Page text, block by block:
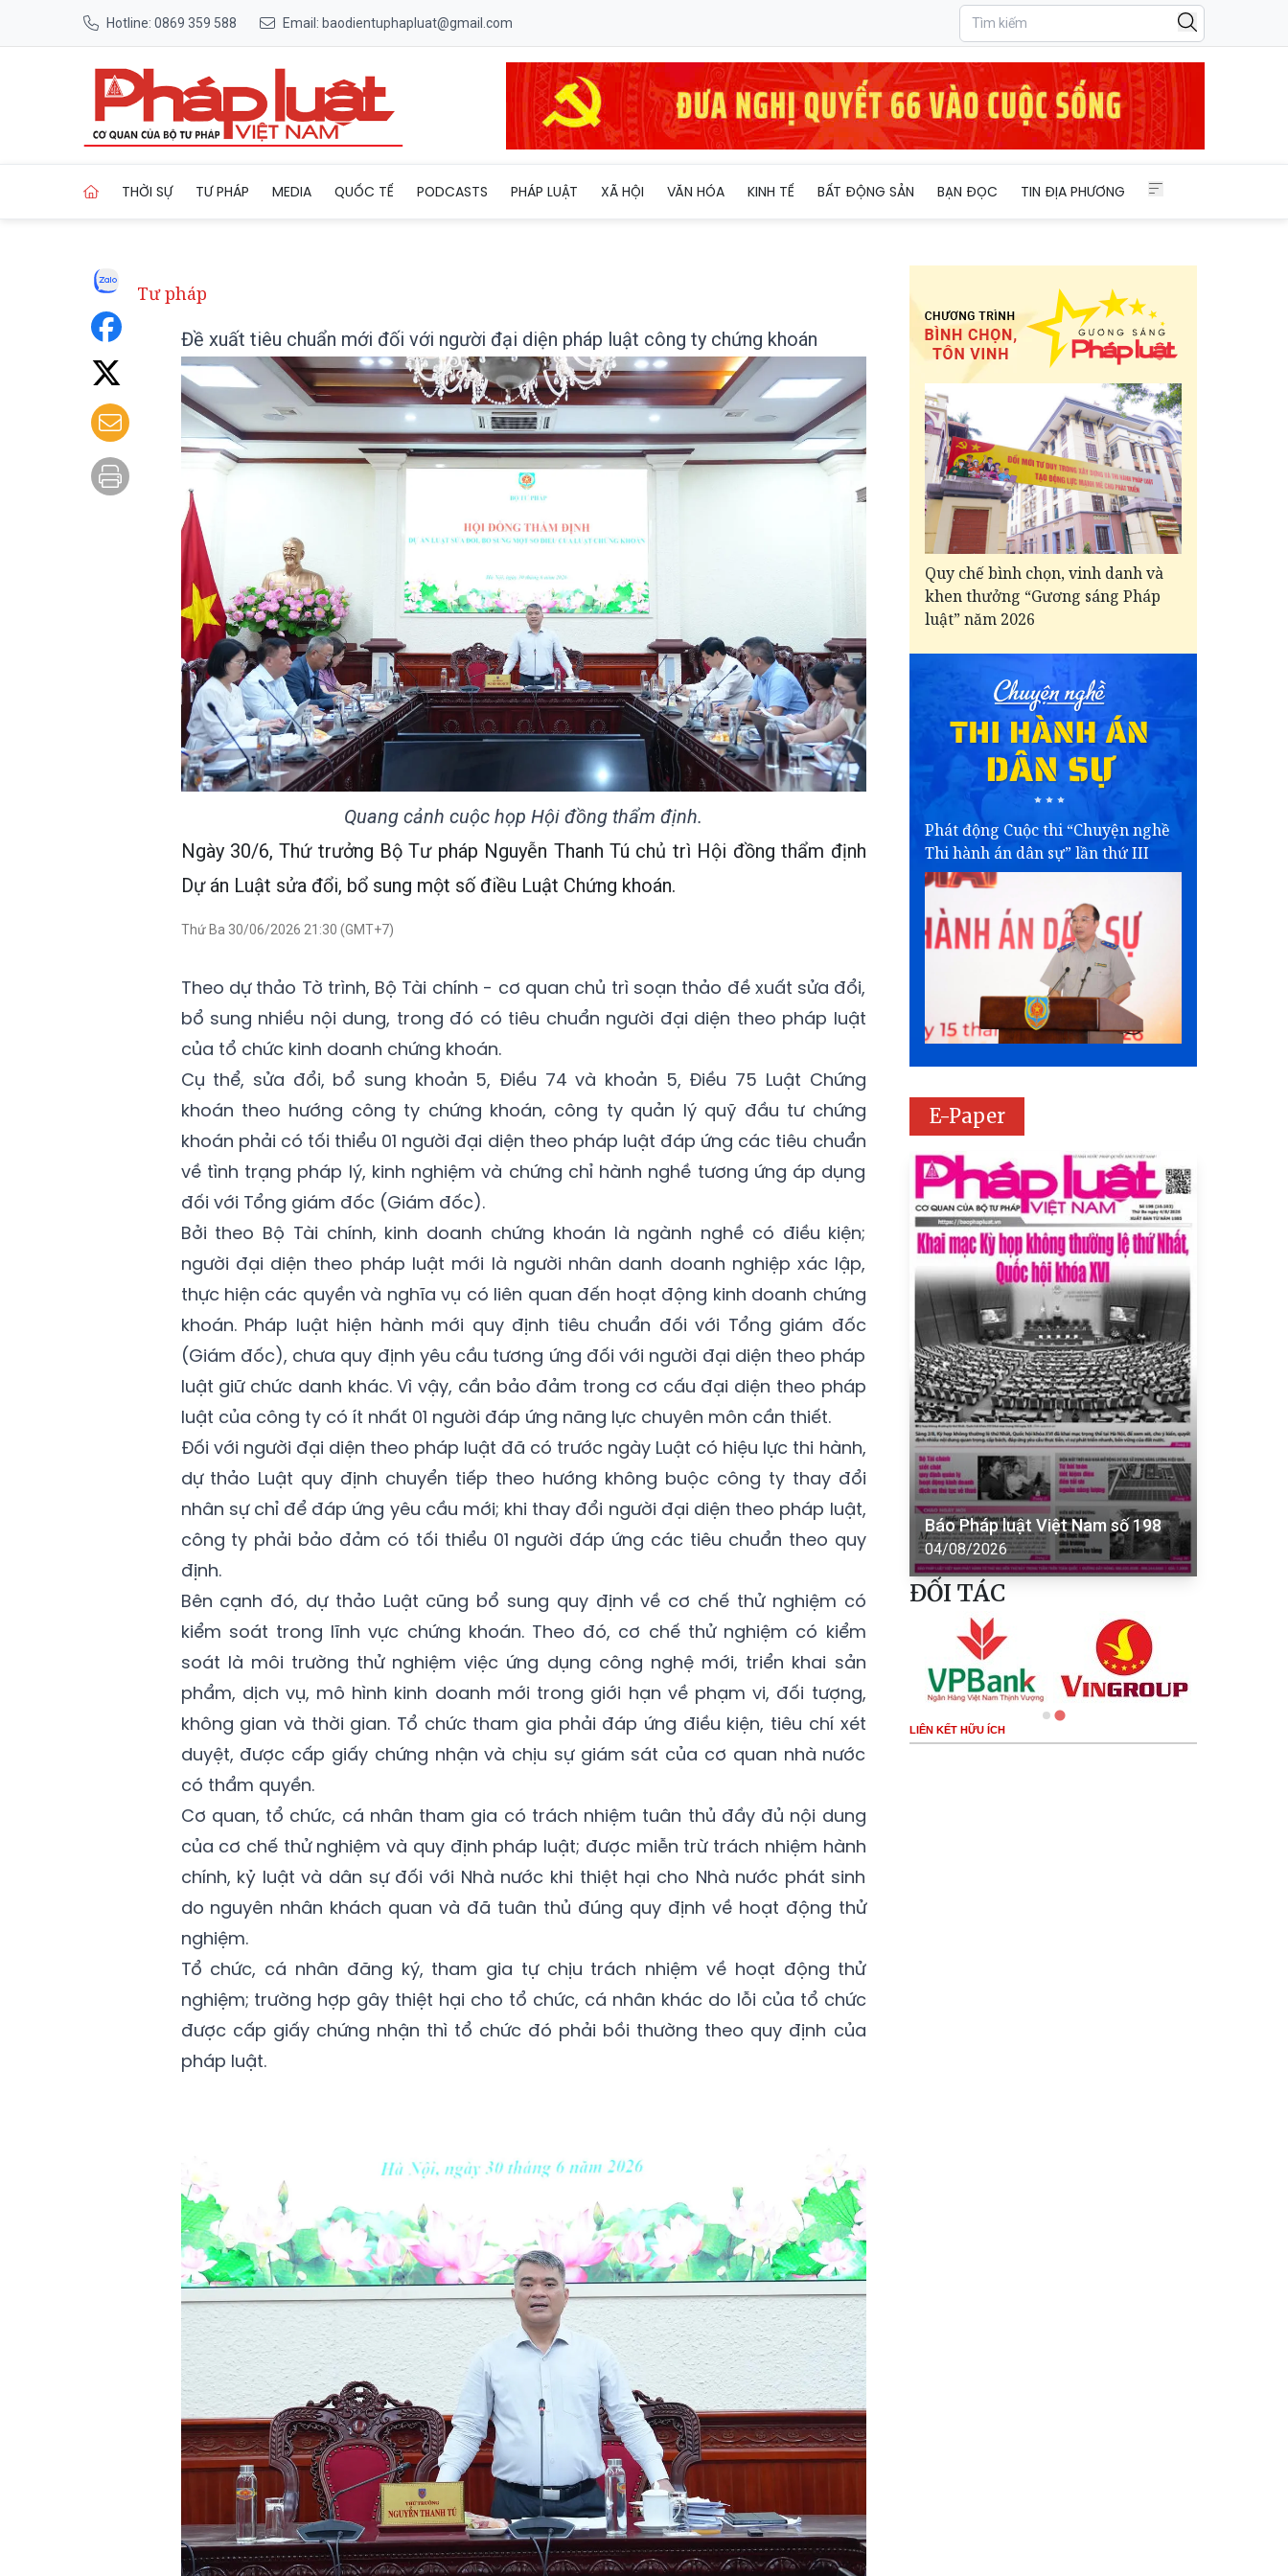
Hotline: 0869 359 588 Email: baodientuphapluat@gmail.com
THỜI SỰ TƯ PHÁP MEDIA QUỐC TẾ PODCASTS PHÁP LUẬT XÃ HỘI VĂN HÓA KINH TẾ BẤT ĐỘNG SẢN BẠN ĐỌC TIN ĐỊA PHƯƠNG
Tư pháp
Đề xuất tiêu chuẩn mới đối với người đại diện pháp luật công ty chứng khoán
Quang cảnh cuộc họp Hội đồng thẩm định.
Ngày 30/6, Thứ trưởng Bộ Tư pháp Nguyễn Thanh Tú chủ trì Hội đồng thẩm định
Dự án Luật sửa đổi, bổ sung một số điều Luật Chứng khoán.
Thứ Ba 30/06/2026 21:30 (GMT+7)
Theo dự thảo Tờ trình, Bộ Tài chính - cơ quan chủ trì soạn thảo đề xuất sửa đổi,
bổ sung nhiều nội dung, trong đó có tiêu chuẩn người đại diện theo pháp luật
của tổ chức kinh doanh chứng khoán.
Cụ thể, sửa đổi, bổ sung khoản 5, Điều 74 và khoản 5, Điều 75 Luật Chứng
khoán theo hướng công ty chứng khoán, công ty quản lý quỹ đầu tư chứng
khoán phải có tối thiểu 01 người đại diện theo pháp luật đáp ứng các tiêu chuẩn
về tình trạng pháp lý, kinh nghiệm và chứng chỉ hành nghề tương ứng áp dụng
đối với Tổng giám đốc (Giám đốc).
Bởi theo Bộ Tài chính, kinh doanh chứng khoán là ngành nghề có điều kiện;
người đại diện theo pháp luật mới là người nhân danh doanh nghiệp xác lập,
thực hiện các quyền và nghĩa vụ có liên quan đến hoạt động kinh doanh chứng
khoán. Pháp luật hiện hành mới quy định tiêu chuẩn đối với Tổng giám đốc
(Giám đốc), chưa quy định yêu cầu tương ứng đối với người đại diện theo pháp
luật giữ chức danh khác. Vì vậy, cần bảo đảm trong cơ cấu đại diện theo pháp
luật của công ty có ít nhất 01 người đáp ứng năng lực chuyên môn cần thiết.
Đối với người đại diện theo pháp luật đã có trước ngày Luật có hiệu lực thi hành,
dự thảo Luật quy định chuyển tiếp theo hướng không buộc công ty thay đổi
nhân sự chỉ để đáp ứng yêu cầu mới; khi thay đổi người đại diện theo pháp luật,
công ty phải bảo đảm có tối thiểu 01 người đáp ứng các tiêu chuẩn theo quy
định.
Bên cạnh đó, dự thảo Luật cũng bổ sung quy định về cơ chế thử nghiệm có
kiểm soát trong lĩnh vực chứng khoán. Theo đó, cơ chế thử nghiệm có kiểm
soát là môi trường thử nghiệm việc ứng dụng công nghệ mới, triển khai sản
phẩm, dịch vụ, mô hình kinh doanh mới trong giới hạn về phạm vi, đối tượng,
không gian và thời gian. Tổ chức tham gia phải đáp ứng điều kiện, tiêu chí xét
duyệt, được cấp giấy chứng nhận và chịu sự giám sát của cơ quan nhà nước
có thẩm quyền.
Cơ quan, tổ chức, cá nhân tham gia có trách nhiệm tuân thủ đầy đủ nội dung
của cơ chế thử nghiệm và quy định pháp luật; được miễn trừ trách nhiệm hành
chính, kỷ luật và dân sự đối với Nhà nước khi thiệt hại cho Nhà nước phát sinh
do nguyên nhân khách quan và đã tuân thủ đúng quy định về hoạt động thử
nghiệm.
Tổ chức, cá nhân đăng ký, tham gia tự chịu trách nhiệm về hoạt động thử
nghiệm; trường hợp gây thiệt hại cho tổ chức, cá nhân khác do lỗi của tổ chức
được cấp giấy chứng nhận thì tổ chức đó phải bồi thường theo quy định của
pháp luật.
Quy chế bình chọn, vinh danh và
khen thưởng “Gương sáng Pháp
luật” năm 2026
Phát động Cuộc thi “Chuyện nghề
Thi hành án dân sự” lần thứ III
E-Paper
Báo Pháp luật Việt Nam số 198
04/08/2026
ĐỐI TÁC
LIÊN KẾT HỮU ÍCH